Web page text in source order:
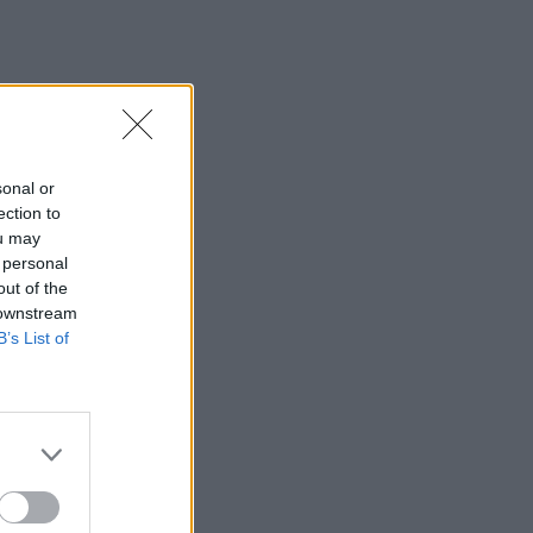
or
to
may
of the
List of
09:08
Διευρύνεται η εθνική πρωτοβουλία για
τις τιμές στο ράφι των σούπερ μάρκετ